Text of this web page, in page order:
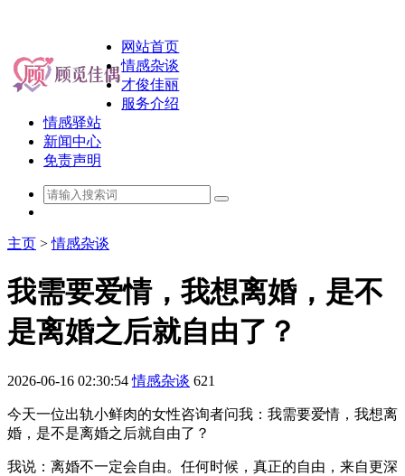
网站首页
情感杂谈
才俊佳丽
服务介绍
情感驿站
新闻中心
免责声明
主页 >情感杂谈
我需要爱情，我想离婚，是不
是离婚之后就自由了？
2026-06-16 02:30:54 情感杂谈 621
今天一位出轨小鲜肉的女性咨询者问我：我需要爱情，我想离
婚，是不是离婚之后就自由了？
我说：离婚不一定会自由。任何时候，真正的自由，来自更深